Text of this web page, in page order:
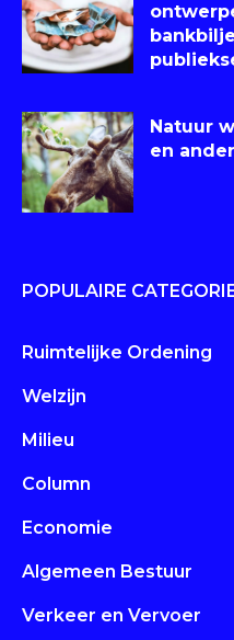
Natuur
en
POPULAIRE
Ruimtelijke Ordening
Welzijn
Milieu
Column
Economie
Algemeen Bestuur
Verkeer en Vervoer